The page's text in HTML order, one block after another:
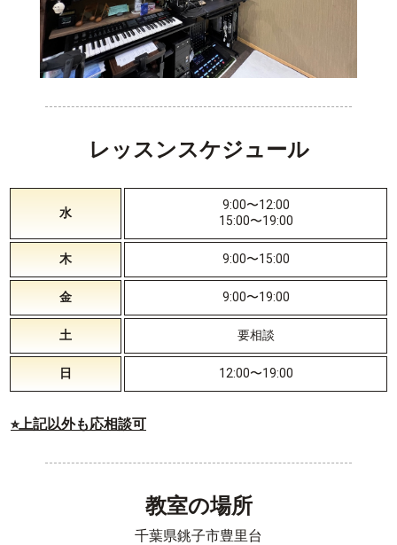
レッスンスケジュール
水
9:00〜12:00
15:00〜19:00
木 9:00〜15:00
金 9:00〜19:00
土 要相談
日 12:00〜19:00
⭐︎上記以外も応相談可
教室の場所
千葉県銚子市豊里台